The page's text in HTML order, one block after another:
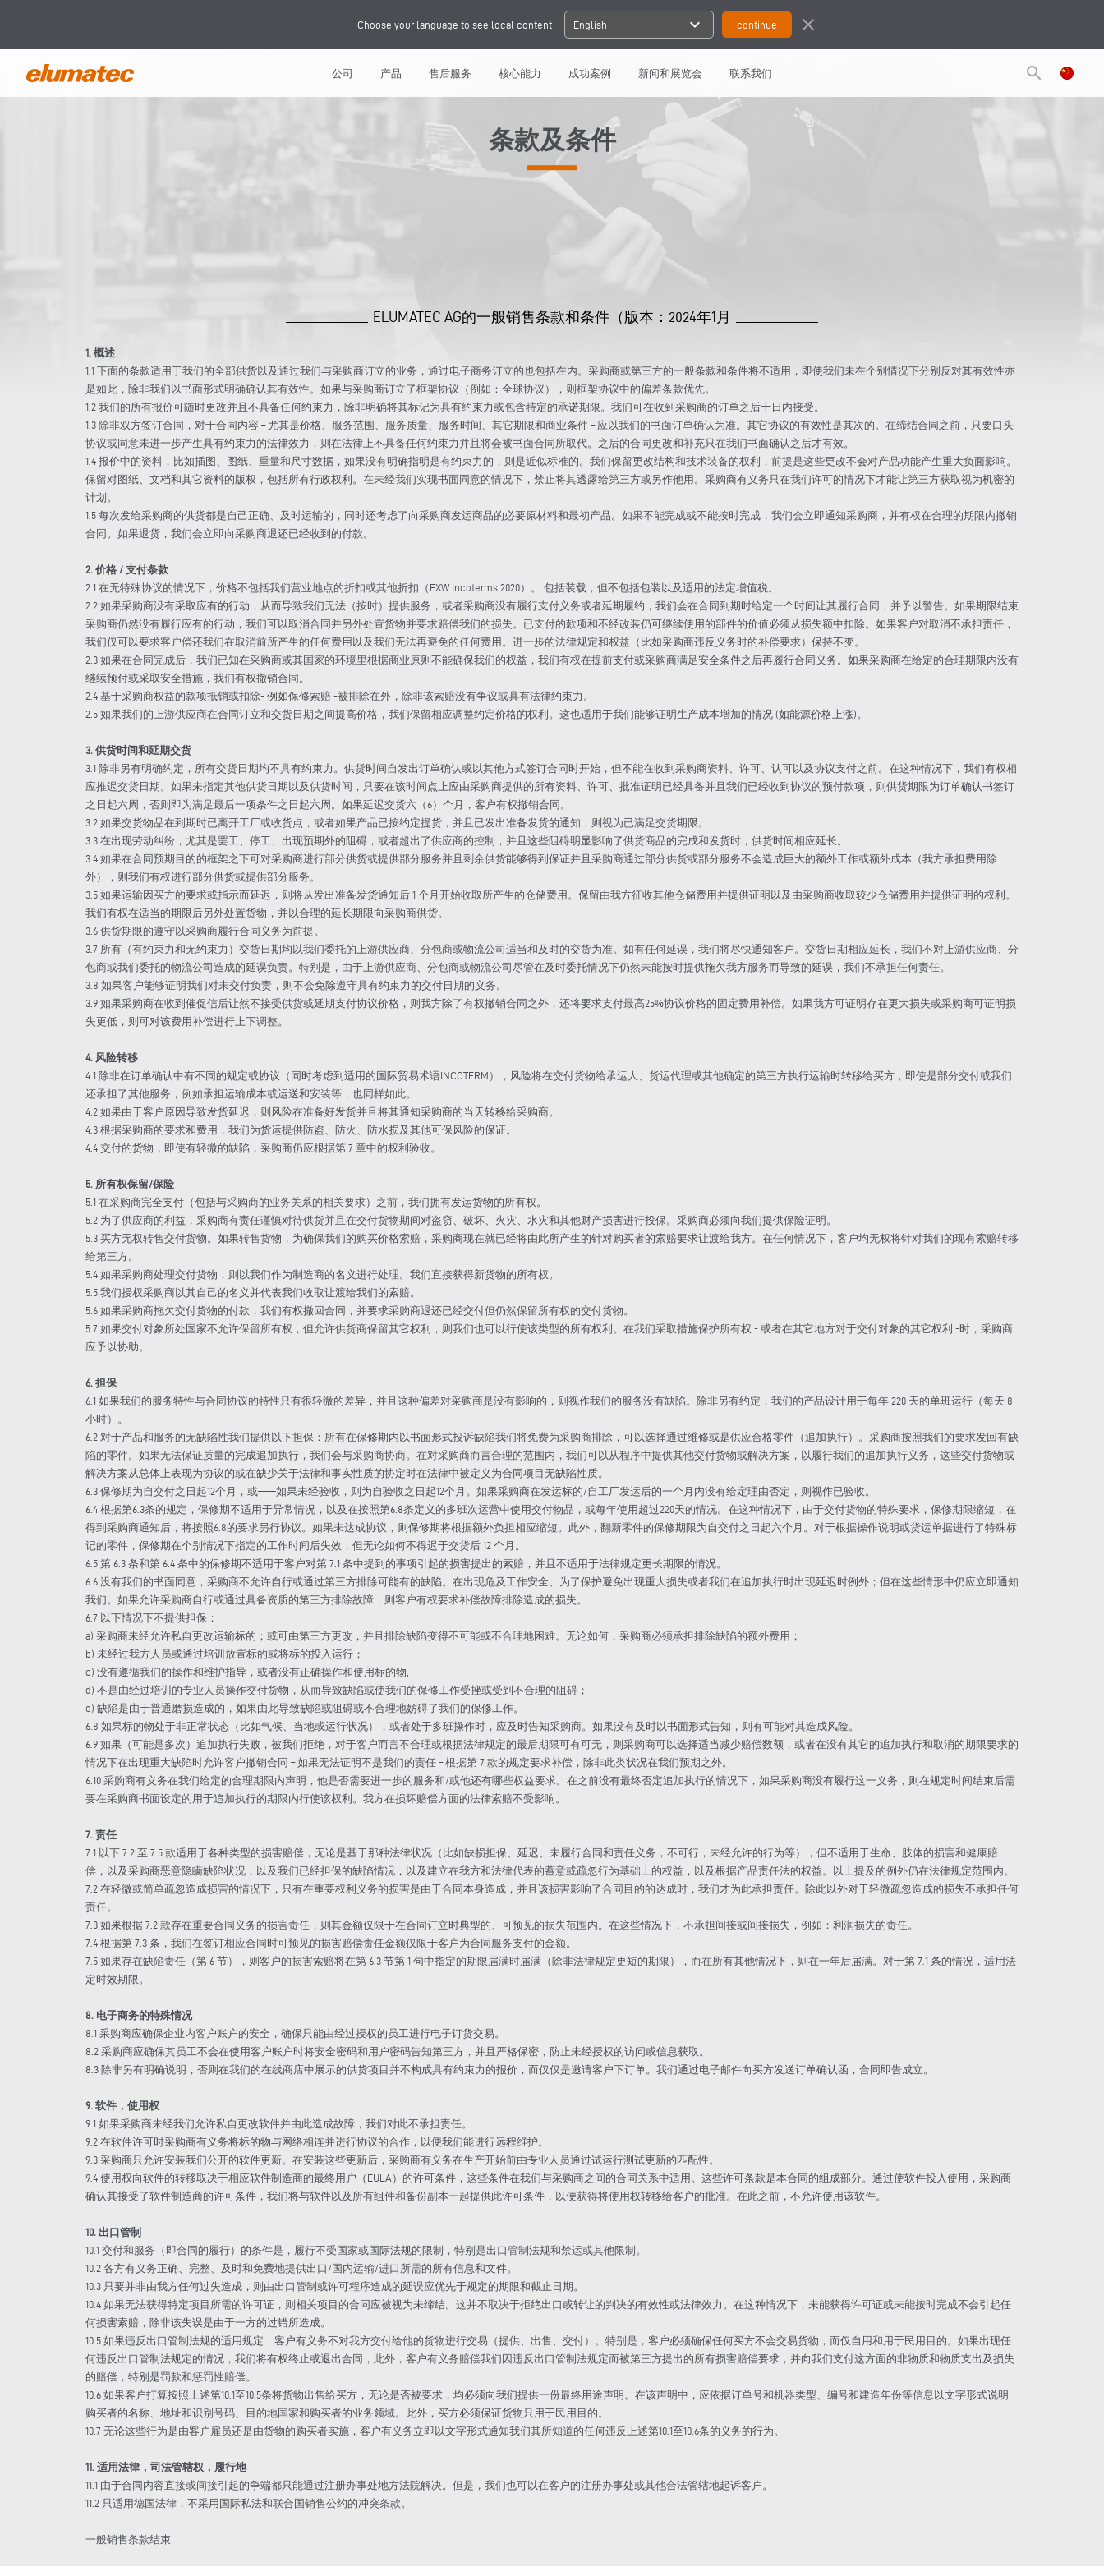
Choose your language to see local content English expand_more close
公司 产品 售后服务 核心能力 成功案例 新闻和展览会 联系我们 search
条款及条件
ELUMATEC AG的一般销售条款和条件（版本：2024年1月
1. 概述
1.1 下面的条款适用于我们的全部供货以及通过我们与采购商订立的业务，通过电子商务订立的也包括在内。采购商或第三方的一般条款和条件将不适用，即使我们未在个别情况下分别反对其有效性亦
是如此，除非我们以书面形式明确确认其有效性。如果与采购商订立了框架协议（例如：全球协议），则框架协议中的偏差条款优先。
1.2 我们的所有报价可随时更改并且不具备任何约束力，除非明确将其标记为具有约束力或包含特定的承诺期限。我们可在收到采购商的订单之后十日内接受。
1.3 除非双方签订合同，对于合同内容 – 尤其是价格、服务范围、服务质量、服务时间、其它期限和商业条件 – 应以我们的书面订单确认为准。其它协议的有效性是其次的。在缔结合同之前，只要口头
协议或同意未进一步产生具有约束力的法律效力，则在法律上不具备任何约束力并且将会被书面合同所取代。之后的合同更改和补充只在我们书面确认之后才有效。
1.4 报价中的资料，比如插图、图纸、重量和尺寸数据，如果没有明确指明是有约束力的，则是近似标准的。我们保留更改结构和技术装备的权利，前提是这些更改不会对产品功能产生重大负面影响。
保留对图纸、文档和其它资料的版权，包括所有行政权利。在未经我们实现书面同意的情况下，禁止将其透露给第三方或另作他用。采购商有义务只在我们许可的情况下才能让第三方获取视为机密的
计划。
1.5 每次发给采购商的供货都是自己正确、及时运输的，同时还考虑了向采购商发运商品的必要原材料和最初产品。如果不能完成或不能按时完成，我们会立即通知采购商，并有权在合理的期限内撤销
合同。如果退货，我们会立即向采购商退还已经收到的付款。
2. 价格 / 支付条款
2.1 在无特殊协议的情况下，价格不包括我们营业地点的折扣或其他折扣（EXW Incoterms 2020）。 包括装载，但不包括包装以及适用的法定增值税。
2.2 如果采购商没有采取应有的行动，从而导致我们无法（按时）提供服务，或者采购商没有履行支付义务或者延期履约，我们会在合同到期时给定一个时间让其履行合同，并予以警告。如果期限结束
采购商仍然没有履行应有的行动，我们可以取消合同并另外处置货物并要求赔偿我们的损失。已支付的款项和不经改装仍可继续使用的部件的价值必须从损失额中扣除。如果客户对取消不承担责任，
我们仅可以要求客户偿还我们在取消前所产生的任何费用以及我们无法再避免的任何费用。进一步的法律规定和权益（比如采购商违反义务时的补偿要求）保持不变。
2.3 如果在合同完成后，我们已知在采购商或其国家的环境里根据商业原则不能确保我们的权益，我们有权在提前支付或采购商满足安全条件之后再履行合同义务。如果采购商在给定的合理期限内没有
继续预付或采取安全措施，我们有权撤销合同。
2.4 基于采购商权益的款项抵销或扣除- 例如保修索赔 -被排除在外，除非该索赔没有争议或具有法律约束力。
2.5 如果我们的上游供应商在合同订立和交货日期之间提高价格，我们保留相应调整约定价格的权利。这也适用于我们能够证明生产成本增加的情况 (如能源价格上涨)。
3. 供货时间和延期交货
3.1 除非另有明确约定，所有交货日期均不具有约束力。供货时间自发出订单确认或以其他方式签订合同时开始，但不能在收到采购商资料、许可、认可以及协议支付之前。在这种情况下，我们有权相
应推迟交货日期。如果未指定其他供货日期以及供货时间，只要在该时间点上应由采购商提供的所有资料、许可、批准证明已经具备并且我们已经收到协议的预付款项，则供货期限为订单确认书签订
之日起六周，否则即为满足最后一项条件之日起六周。如果延迟交货六（6）个月，客户有权撤销合同。
3.2 如果交货物品在到期时已离开工厂或收货点，或者如果产品已按约定提货，并且已发出准备发货的通知，则视为已满足交货期限。
3.3 在出现劳动纠纷，尤其是罢工、停工、出现预期外的阻碍，或者超出了供应商的控制，并且这些阻碍明显影响了供货商品的完成和发货时，供货时间相应延长。
3.4 如果在合同预期目的的框架之下可对采购商进行部分供货或提供部分服务并且剩余供货能够得到保证并且采购商通过部分供货或部分服务不会造成巨大的额外工作或额外成本（我方承担费用除
外），则我们有权进行部分供货或提供部分服务。
3.5 如果运输因买方的要求或指示而延迟，则将从发出准备发货通知后 1 个月开始收取所产生的仓储费用。保留由我方征收其他仓储费用并提供证明以及由采购商收取较少仓储费用并提供证明的权利。
我们有权在适当的期限后另外处置货物，并以合理的延长期限向采购商供货。
3.6 供货期限的遵守以采购商履行合同义务为前提。
3.7 所有（有约束力和无约束力）交货日期均以我们委托的上游供应商、分包商或物流公司适当和及时的交货为准。如有任何延误，我们将尽快通知客户。交货日期相应延长，我们不对上游供应商、分
包商或我们委托的物流公司造成的延误负责。特别是，由于上游供应商、分包商或物流公司尽管在及时委托情况下仍然未能按时提供拖欠我方服务而导致的延误，我们不承担任何责任。
3.8 如果客户能够证明我们对未交付负责，则不会免除遵守具有约束力的交付日期的义务。
3.9 如果采购商在收到催促信后让然不接受供货或延期支付协议价格，则我方除了有权撤销合同之外，还将要求支付最高25%协议价格的固定费用补偿。如果我方可证明存在更大损失或采购商可证明损
失更低，则可对该费用补偿进行上下调整。
4. 风险转移
4.1 除非在订单确认中有不同的规定或协议（同时考虑到适用的国际贸易术语INCOTERM），风险将在交付货物给承运人、货运代理或其他确定的第三方执行运输时转移给买方，即使是部分交付或我们
还承担了其他服务，例如承担运输成本或运送和安装等，也同样如此。
4.2 如果由于客户原因导致发货延迟，则风险在准备好发货并且将其通知采购商的当天转移给采购商。
4.3 根据采购商的要求和费用，我们为货运提供防盗、防火、防水损及其他可保风险的保证。
4.4 交付的货物，即使有轻微的缺陷，采购商仍应根据第 7 章中的权利验收。
5. 所有权保留/保险
5.1 在采购商完全支付（包括与采购商的业务关系的相关要求）之前，我们拥有发运货物的所有权。
5.2 为了供应商的利益，采购商有责任谨慎对待供货并且在交付货物期间对盗窃、破坏、火灾、水灾和其他财产损害进行投保。采购商必须向我们提供保险证明。
5.3 买方无权转售交付货物。如果转售货物，为确保我们的购买价格索赔，采购商现在就已经将由此所产生的针对购买者的索赔要求让渡给我方。在任何情况下，客户均无权将针对我们的现有索赔转移
给第三方。
5.4 如果采购商处理交付货物，则以我们作为制造商的名义进行处理。我们直接获得新货物的所有权。
5.5 我们授权采购商以其自己的名义并代表我们收取让渡给我们的索赔。
5.6 如果采购商拖欠交付货物的付款，我们有权撤回合同，并要求采购商退还已经交付但仍然保留所有权的交付货物。
5.7 如果交付对象所处国家不允许保留所有权，但允许供货商保留其它权利，则我们也可以行使该类型的所有权利。在我们采取措施保护所有权 - 或者在其它地方对于交付对象的其它权利 -时，采购商
应予以协助。
6. 担保
6.1 如果我们的服务特性与合同协议的特性只有很轻微的差异，并且这种偏差对采购商是没有影响的，则视作我们的服务没有缺陷。除非另有约定，我们的产品设计用于每年 220 天的单班运行（每天 8
小时）。
6.2 对于产品和服务的无缺陷性我们提供以下担保：所有在保修期内以书面形式投诉缺陷我们将免费为采购商排除，可以选择通过维修或是供应合格零件（追加执行）。采购商按照我们的要求发回有缺
陷的零件。如果无法保证质量的完成追加执行，我们会与采购商协商。在对采购商而言合理的范围内，我们可以从程序中提供其他交付货物或解决方案，以履行我们的追加执行义务，这些交付货物或
解决方案从总体上表现为协议的或在缺少关于法律和事实性质的协定时在法律中被定义为合同项目无缺陷性质。
6.3 保修期为自交付之日起12个月，或——如果未经验收，则为自验收之日起12个月。如果采购商在发运标的/自工厂发运后的一个月内没有给定理由否定，则视作已验收。
6.4 根据第6.3条的规定，保修期不适用于异常情况，以及在按照第6.8条定义的多班次运营中使用交付物品，或每年使用超过220天的情况。在这种情况下，由于交付货物的特殊要求，保修期限缩短，在
得到采购商通知后，将按照6.8的要求另行协议。如果未达成协议，则保修期将根据额外负担相应缩短。此外，翻新零件的保修期限为自交付之日起六个月。对于根据操作说明或货运单据进行了特殊标
记的零件，保修期在个别情况下指定的工作时间后失效，但无论如何不得迟于交货后 12 个月。
6.5 第 6.3 条和第 6.4 条中的保修期不适用于客户对第 7.1 条中提到的事项引起的损害提出的索赔，并且不适用于法律规定更长期限的情况。
6.6 没有我们的书面同意，采购商不允许自行或通过第三方排除可能有的缺陷。在出现危及工作安全、为了保护避免出现重大损失或者我们在追加执行时出现延迟时例外；但在这些情形中仍应立即通知
我们。如果允许采购商自行或通过具备资质的第三方排除故障，则客户有权要求补偿故障排除造成的损失。
6.7 以下情况下不提供担保：
a) 采购商未经允许私自更改运输标的；或可由第三方更改，并且排除缺陷变得不可能或不合理地困难。无论如何，采购商必须承担排除缺陷的额外费用；
b) 未经过我方人员或通过培训放置标的或将标的投入运行；
c) 没有遵循我们的操作和维护指导，或者没有正确操作和使用标的物;
d) 不是由经过培训的专业人员操作交付货物，从而导致缺陷或使我们的保修工作受挫或受到不合理的阻碍；
e) 缺陷是由于普通磨损造成的，如果由此导致缺陷或阻碍或不合理地妨碍了我们的保修工作。
6.8 如果标的物处于非正常状态（比如气候、当地或运行状况），或者处于多班操作时，应及时告知采购商。如果没有及时以书面形式告知，则有可能对其造成风险。
6.9 如果（可能是多次）追加执行失败，被我们拒绝，对于客户而言不合理或根据法律规定的最后期限可有可无，则采购商可以选择适当减少赔偿数额，或者在没有其它的追加执行和取消的期限要求的
情况下在出现重大缺陷时允许客户撤销合同 – 如果无法证明不是我们的责任 – 根据第 7 款的规定要求补偿，除非此类状况在我们预期之外。
6.10 采购商有义务在我们给定的合理期限内声明，他是否需要进一步的服务和/或他还有哪些权益要求。在之前没有最终否定追加执行的情况下，如果采购商没有履行这一义务，则在规定时间结束后需
要在采购商书面设定的用于追加执行的期限内行使该权利。我方在损坏赔偿方面的法律索赔不受影响。
7. 责任
7.1 以下 7.2 至 7.5 款适用于各种类型的损害赔偿，无论是基于那种法律状况（比如缺损担保、延迟、未履行合同和责任义务，不可行，未经允许的行为等），但不适用于生命、肢体的损害和健康赔
偿，以及采购商恶意隐瞒缺陷状况，以及我们已经担保的缺陷情况，以及建立在我方和法律代表的蓄意或疏忽行为基础上的权益，以及根据产品责任法的权益。以上提及的例外仍在法律规定范围内。
7.2 在轻微或简单疏忽造成损害的情况下，只有在重要权利义务的损害是由于合同本身造成，并且该损害影响了合同目的的达成时，我们才为此承担责任。除此以外对于轻微疏忽造成的损失不承担任何
责任。
7.3 如果根据 7.2 款存在重要合同义务的损害责任，则其金额仅限于在合同订立时典型的、可预见的损失范围内。在这些情况下，不承担间接或间接损失，例如：利润损失的责任。
7.4 根据第 7.3 条，我们在签订相应合同时可预见的损害赔偿责任金额仅限于客户为合同服务支付的金额。
7.5 如果存在缺陷责任（第 6 节），则客户的损害索赔将在第 6.3 节第 1 句中指定的期限届满时届满（除非法律规定更短的期限），而在所有其他情况下，则在一年后届满。对于第 7.1 条的情况，适用法
定时效期限。
8. 电子商务的特殊情况
8.1 采购商应确保企业内客户账户的安全，确保只能由经过授权的员工进行电子订货交易。
8.2 采购商应确保其员工不会在使用客户账户时将安全密码和用户密码告知第三方，并且严格保密，防止未经授权的访问或信息获取。
8.3 除非另有明确说明，否则在我们的在线商店中展示的供货项目并不构成具有约束力的报价，而仅仅是邀请客户下订单。我们通过电子邮件向买方发送订单确认函，合同即告成立。
9. 软件，使用权
9.1 如果采购商未经我们允许私自更改软件并由此造成故障，我们对此不承担责任。
9.2 在软件许可时采购商有义务将标的物与网络相连并进行协议的合作，以便我们能进行远程维护。
9.3 采购商只允许安装我们公开的软件更新。在安装这些更新后，采购商有义务在生产开始前由专业人员通过试运行测试更新的匹配性。
9.4 使用权向软件的转移取决于相应软件制造商的最终用户（EULA）的许可条件，这些条件在我们与采购商之间的合同关系中适用。这些许可条款是本合同的组成部分。通过使软件投入使用，采购商
确认其接受了软件制造商的许可条件，我们将与软件以及所有组件和备份副本一起提供此许可条件，以便获得将使用权转移给客户的批准。在此之前，不允许使用该软件。
10. 出口管制
10.1 交付和服务（即合同的履行）的条件是，履行不受国家或国际法规的限制，特别是出口管制法规和禁运或其他限制。
10.2 各方有义务正确、完整、及时和免费地提供出口/国内运输/进口所需的所有信息和文件。
10.3 只要并非由我方任何过失造成，则由出口管制或许可程序造成的延误应优先于规定的期限和截止日期。
10.4 如果无法获得特定项目所需的许可证，则相关项目的合同应被视为未缔结。这并不取决于拒绝出口或转让的判决的有效性或法律效力。在这种情况下，未能获得许可证或未能按时完成不会引起任
何损害索赔，除非该失误是由于一方的过错所造成。
10.5 如果违反出口管制法规的适用规定，客户有义务不对我方交付给他的货物进行交易（提供、出售、交付）。特别是，客户必须确保任何买方不会交易货物，而仅自用和用于民用目的。如果出现任
何违反出口管制法规定的情况，我们将有权终止或退出合同，此外，客户有义务赔偿我们因违反出口管制法规定而被第三方提出的所有损害赔偿要求，并向我们支付这方面的非物质和物质支出及损失
的赔偿，特别是罚款和惩罚性赔偿。
10.6 如果客户打算按照上述第10.1至10.5条将货物出售给买方，无论是否被要求，均必须向我们提供一份最终用途声明。在该声明中，应依据订单号和机器类型、编号和建造年份等信息以文字形式说明
购买者的名称、地址和识别号码、目的地国家和购买者的业务领域。此外，买方必须保证货物只用于民用目的。
10.7 无论这些行为是由客户雇员还是由货物的购买者实施，客户有义务立即以文字形式通知我们其所知道的任何违反上述第10.1至10.6条的义务的行为。
11. 适用法律，司法管辖权，履行地
11.1 由于合同内容直接或间接引起的争端都只能通过注册办事处地方法院解决。但是，我们也可以在客户的注册办事处或其他合法管辖地起诉客户。
11.2 只适用德国法律，不采用国际私法和联合国销售公约的冲突条款。
一般销售条款结束